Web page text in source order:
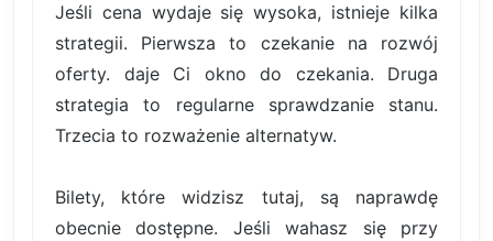
Jeśli cena wydaje się wysoka, istnieje kilka
strategii. Pierwsza to czekanie na rozwój
oferty. daje Ci okno do czekania. Druga
strategia to regularne sprawdzanie stanu.
Trzecia to rozważenie alternatyw.
Bilety, które widzisz tutaj, są naprawdę
obecnie dostępne. Jeśli wahasz się przy